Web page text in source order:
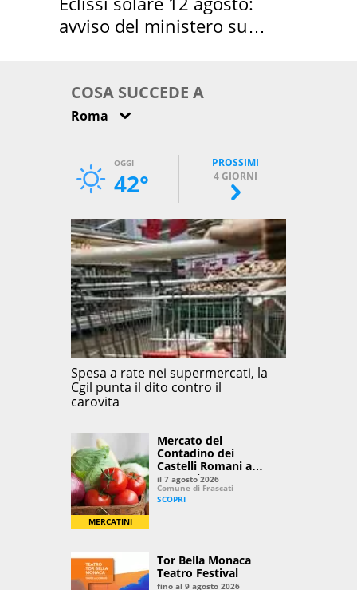
avviso del ministero su